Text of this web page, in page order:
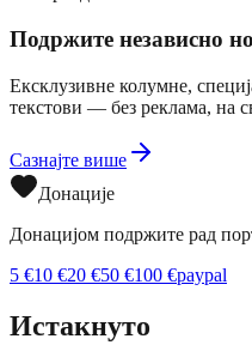
Подржите независно
Ексклузивне колумне,
текстови — без реклама, на
Сазнајте више
Донације
Донацијом подржите рад
5 €10 €20 €50 €100 €paypal
Истакнуто